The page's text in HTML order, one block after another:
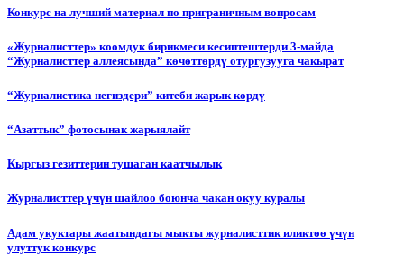
Конкурс на лучший материал по приграничным вопросам
«Журналисттер» коомдук бирикмеси кесиптештерди 3-майда
“Журналисттер аллеясында” көчөттөрдү отургузууга чакырат
“Журналистика негиздери” китеби жарык көрдү
“Азаттык” фотосынак жарыялайт
Кыргыз гезиттерин тушаган каатчылык
Журналисттер үчүн шайлоо боюнча чакан окуу куралы
Адам укуктары жаатындагы мыкты журналисттик иликтөө үчүн
улуттук конкурс